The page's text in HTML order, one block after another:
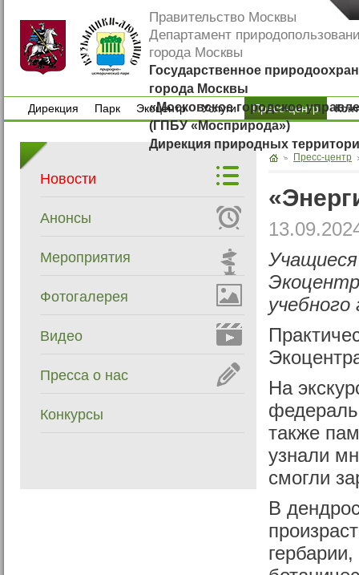
Правительство Москвы
Департамент
города Москвы
Государственное
города Москвы
«Московское городское
(ГПБУ «Мосприрода»)
Дирекция природных
Дирекция
Парк
Экоцентр
Экоцентр
Услуги
Услуги
Пресс-центр
Новости
Анонсы
Мероприятия
Фотогалерея
Видео
Пресса о нас
Конкурсы
Пресс-центр
Экоцентр
учебного
На
также
узнали
смогли
В